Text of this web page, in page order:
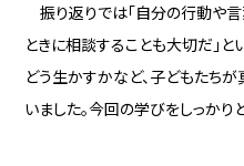
振り返りでは「自分の行動や言
ときに相談することも大切だ」
どう生かすかなど、子どもたち
いました。今回の学びをしっかり